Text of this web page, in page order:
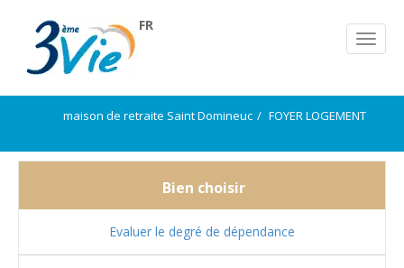
FR
maison de retraite Saint Domineuc FOYER LOGEMENT
Bien choisir
Evaluer le degré de dépendance